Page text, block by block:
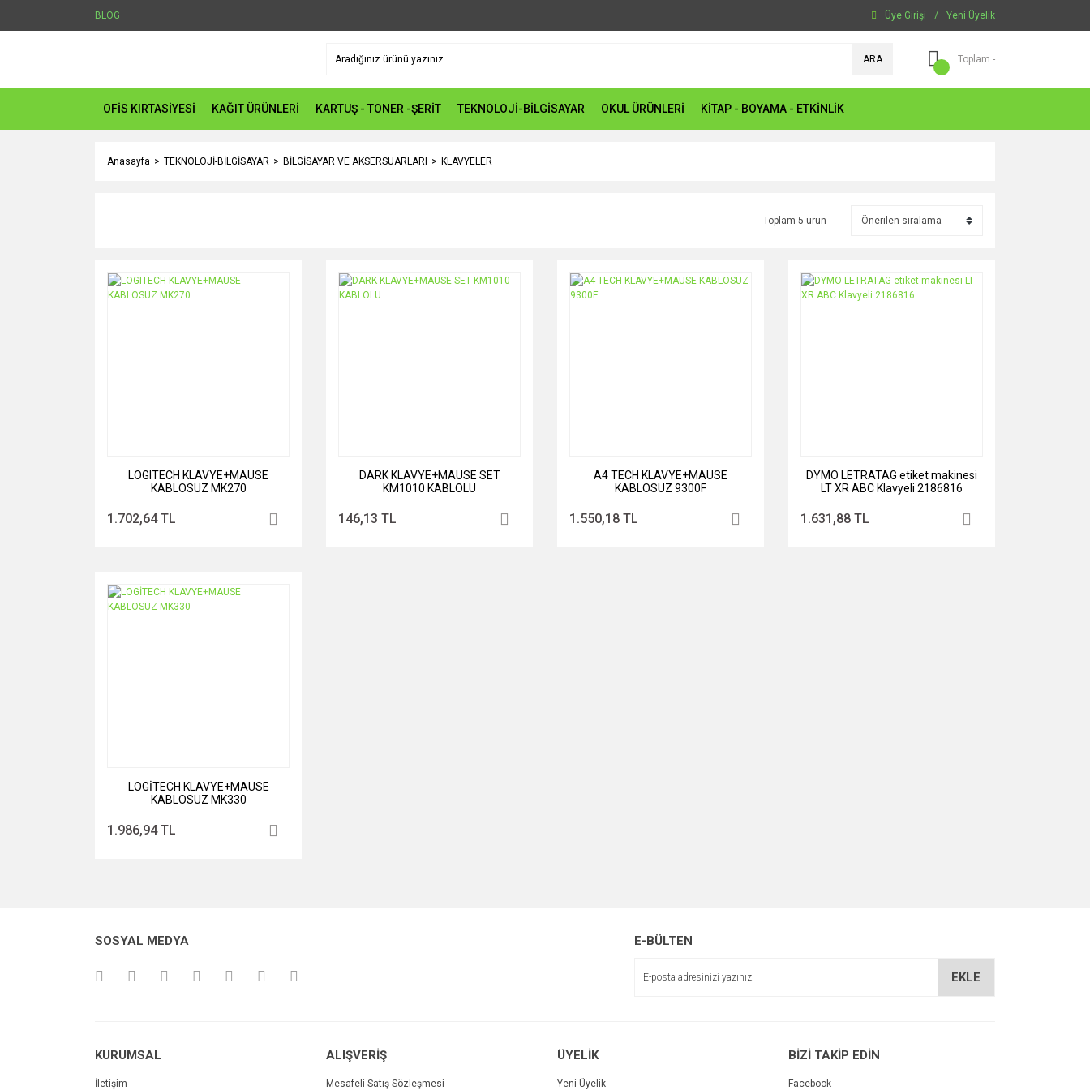
BLOG Üye Girişi / Yeni Üyelik
ARA Toplam -
OFİS KIRTASİYESİ KAĞIT ÜRÜNLERİ KARTUŞ - TONER -ŞERİT TEKNOLOJİ-BİLGİSAYAR OKUL ÜRÜNLERİ KİTAP - BOYAMA - ETKİNLİK
Anasayfa TEKNOLOJİ-BİLGİSAYAR BİLGİSAYAR VE AKSERSUARLARI KLAVYELER
Toplam 5 ürün
LOGITECH KLAVYE+MAUSE
KABLOSUZ MK270
1.702,64 TL
DARK KLAVYE+MAUSE SET
KM1010 KABLOLU
146,13 TL
A4 TECH KLAVYE+MAUSE
KABLOSUZ 9300F
1.550,18 TL
DYMO LETRATAG etiket makinesi
LT XR ABC Klavyeli 2186816
1.631,88 TL
LOGİTECH KLAVYE+MAUSE
KABLOSUZ MK330
1.986,94 TL
SOSYAL MEDYA E-BÜLTEN
EKLE
KURUMSAL
İletişim
ALIŞVERİŞ
Mesafeli Satış Sözleşmesi
ÜYELİK
Yeni Üyelik
BİZİ TAKİP EDİN
Facebook